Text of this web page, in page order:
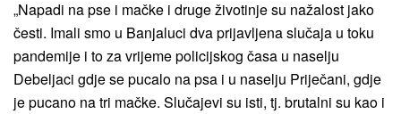
„Napadi na pse i mačke i druge životinje su nažalost jako
česti. Imali smo u Banjaluci dva prijavljena slučaja u toku
pandemije i to za vrijeme policijskog časa u naselju
Debeljaci gdje se pucalo na psa i u naselju Priječani, gdje
je pucano na tri mačke. Slučajevi su isti, tj. brutalni su kao i